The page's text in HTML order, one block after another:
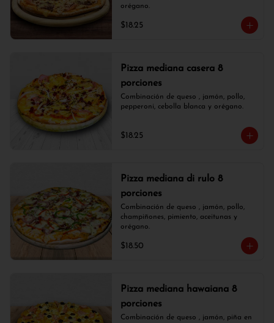
orégano.
$18.25
Pizza mediana casera 8
porciones
Combinación de queso , jamón, pollo,
pepperoni, cebolla blanca y orégano.
$18.25
Pizza mediana di rulo 8
porciones
Combinación de queso , jamón, pollo,
champiñones, pimiento, aceitunas y
orégano.
$18.50
Pizza mediana hawaiana 8
porciones
Combinación de queso , jamón, piña en